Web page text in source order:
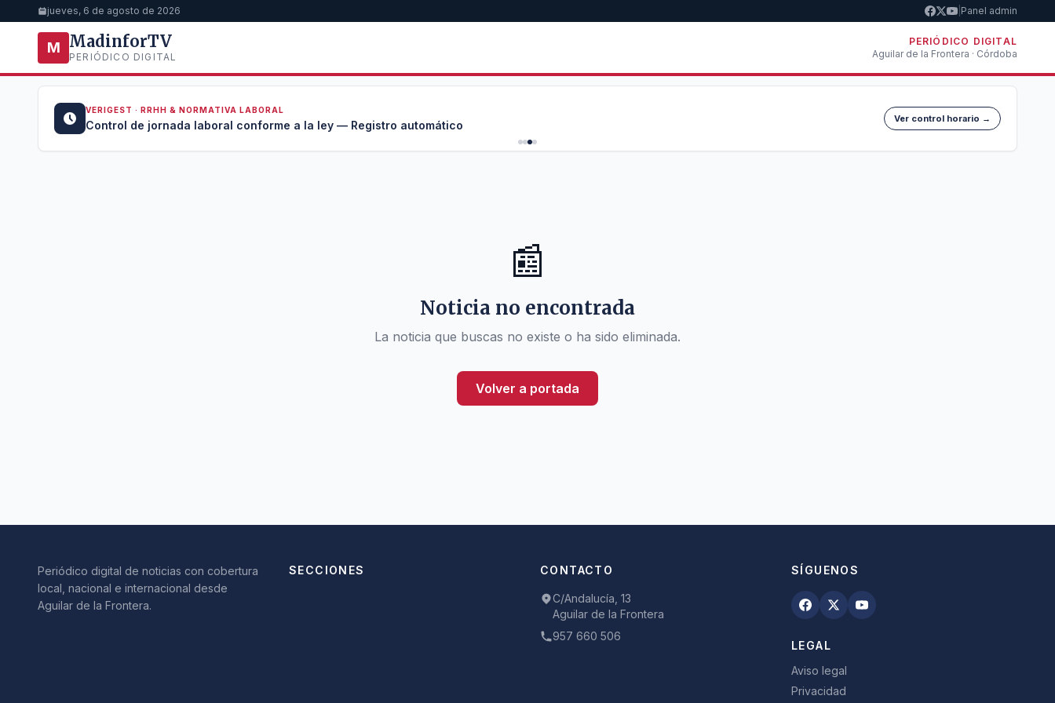
jueves, 6 de agosto de 2026 Panel admin
M MadinforTV
PERIÓDICO DIGITAL
PERIÓDICO DIGITAL
Aguilar de la Frontera · Córdoba
VERIGEST · RRHH & NORMATIVA LABORAL
Control de jornada laboral conforme a la ley — Registro automático Ver control horario →
📰
Noticia no encontrada
La noticia que buscas no existe o ha sido eliminada.
Volver a portada
Periódico digital de noticias con cobertura
local, nacional e internacional desde
Aguilar de la Frontera.
SECCIONES CONTACTO
C/Andalucía, 13
Aguilar de la Frontera
957 660 506
SÍGUENOS
LEGAL
Aviso legal
Privacidad